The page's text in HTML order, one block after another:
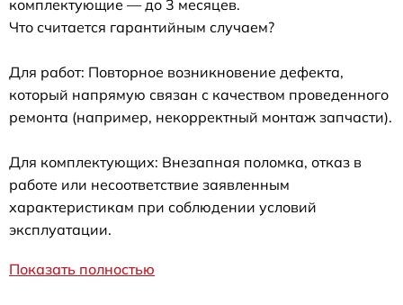
комплектующие — до 3 месяцев.
Что считается гарантийным случаем?
Для работ: Повторное возникновение дефекта,
который напрямую связан с качеством проведенного
ремонта (например, некорректный монтаж запчасти).
Для комплектующих: Внезапная поломка, отказ в
работе или несоответствие заявленным
характеристикам при соблюдении условий
эксплуатации.
Показать полностью